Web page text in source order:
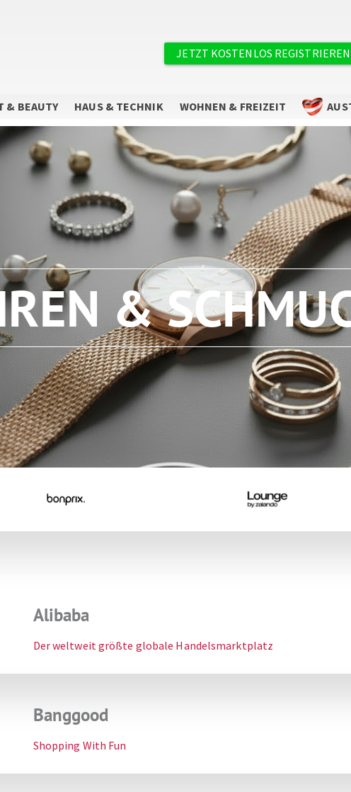
Benutzermenü
JETZT KOSTENLOS REGISTRIEREN
& BEAUTY HAUS & TECHNIK WOHNEN & FREIZEIT
&
Alibaba
Der weltweit größte globale Handelsmarktplatz
Banggood
Shopping With Fun
Sie wollen keine Angebote mehr
verpassen?
Abonnieren Sie unseren Newsletter.
ZUM NEWSLETTER ANMELDEN